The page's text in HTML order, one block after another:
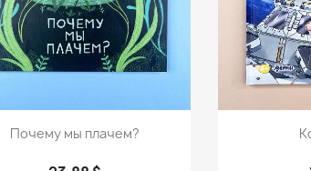
Просмотр
Почему мы плачем? 